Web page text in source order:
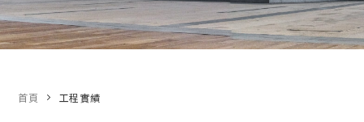
首頁 工程實績